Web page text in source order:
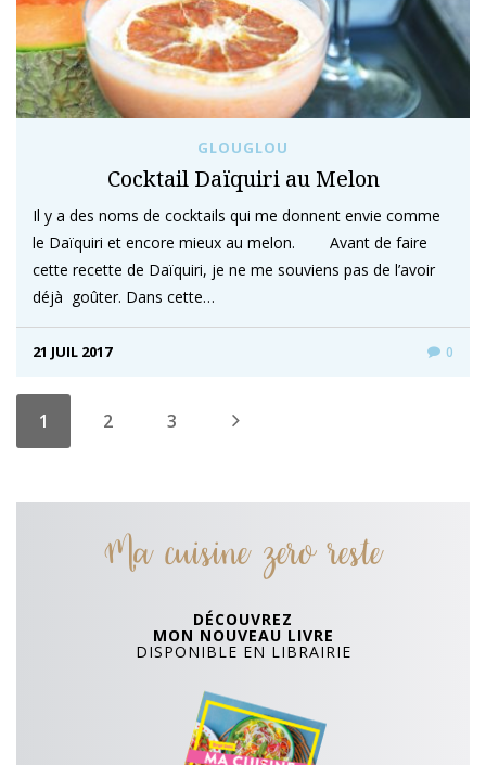
GLOUGLOU
Cocktail Daïquiri au Melon
Il y a des noms de cocktails qui me donnent envie comme
le Daïquiri et encore mieux au melon. Avant de faire
cette recette de Daïquiri, je ne me souviens pas de l’avoir
déjà goûter. Dans cette…
21 JUIL 2017 0
1 2 3
Ma cuisine zero reste
DÉCOUVREZ
MON NOUVEAU LIVRE
DISPONIBLE EN LIBRAIRIE